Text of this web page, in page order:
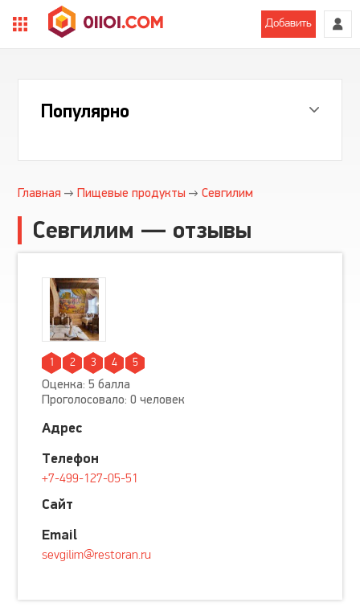
Добавить
Популярно
Главная Пищевые продукты Севгилим
Севгилим — отзывы
1 2 3 4 5
Оценка: 5 балла
Проголосовало: 0 человек
Адрес
Телефон
+7-499-127-05-51
Сайт
Email
sevgilim@restoran.ru